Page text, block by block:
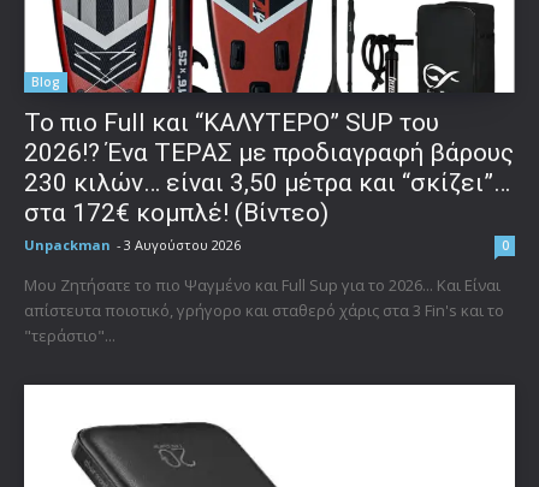
Blog
To πιο Full και “ΚΑΛΥΤΕΡΟ” SUP του
2026!? Ένα ΤΕΡΑΣ με προδιαγραφή βάρους
230 κιλών… είναι 3,50 μέτρα και “σκίζει”…
στα 172€ κομπλέ! (Βίντεο)
Unpackman - 3 Αυγούστου 2026 0
Μου Ζητήσατε το πιο Ψαγμένο και Full Sup για το 2026... Και Είναι
απίστευτα ποιοτικό, γρήγορο και σταθερό χάρις στα 3 Fin's και το
"τεράστιο"...